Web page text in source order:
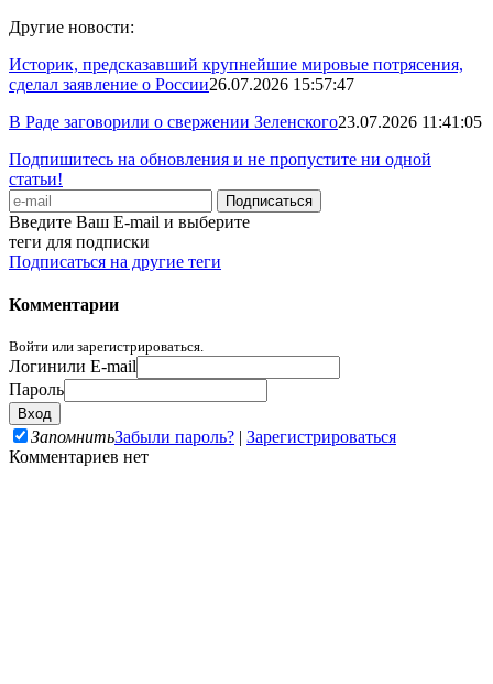
Другие новости:
Историк, предсказавший крупнейшие мировые потрясения,
сделал заявление о России26.07.2026 15:57:47
В Раде заговорили о свержении Зеленского23.07.2026 11:41:05
Подпишитесь на обновления и не пропустите ни одной
статьи!
Введите Ваш E-mail и выберите
теги для подписки
Подписаться на другие теги
Комментарии
Войти или зарегистрироваться.
Логинили E-mail
Пароль
ЗапомнитьЗабыли пароль? | Зарегистрироваться
Комментариев нет